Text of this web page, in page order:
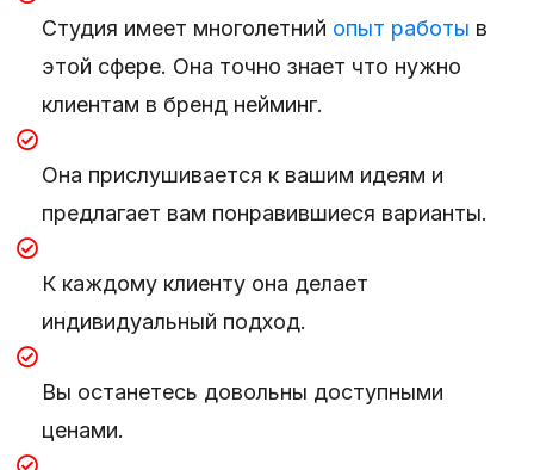
Студия имеет многолетний опыт работы в
этой сфере. Она точно знает что нужно
клиентам в бренд нейминг.
Она прислушивается к вашим идеям и
предлагает вам понравившиеся варианты.
К каждому клиенту она делает
индивидуальный подход.
Вы останетесь довольны доступными
ценами.